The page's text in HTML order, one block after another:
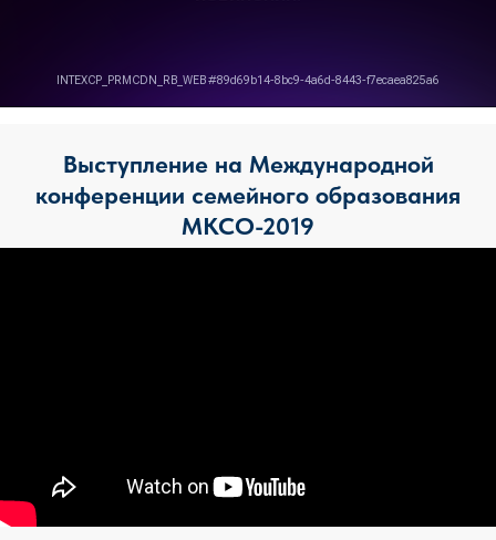
Выступление на Международной
конференции семейного образования
МКСО-2019